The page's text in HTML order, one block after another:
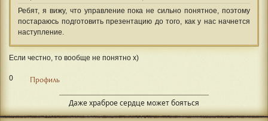
Ребят, я вижу, что управление пока не сильно понятное, поэтому
постараюсь подготовить презентацию до того, как у нас начнется
наступление.
Если честно, то вообще не понятно х)
0 Профиль
Даже храброе сердце может бояться